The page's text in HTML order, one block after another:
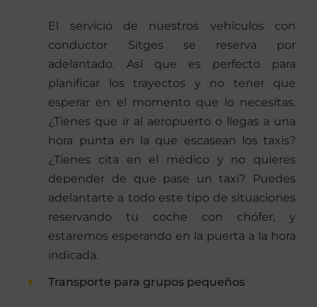
El servicio de nuestros vehículos con
conductor Sitges se reserva por
adelantado. Así que es perfecto para
planificar los trayectos y no tener que
esperar en el momento que lo necesitas.
¿Tienes que ir al aeropuerto o llegas a una
hora punta en la que escasean los taxis?
¿Tienes cita en el médico y no quieres
depender de que pase un taxi? Puedes
adelantarte a todo este tipo de situaciones
reservando tu coche con chófer, y
estaremos esperando en la puerta a la hora
indicada.
Transporte para grupos pequeños